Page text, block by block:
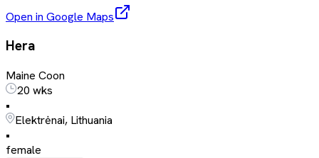
Open in Google Maps
Hera
Maine Coon
20 wks
•
Elektrėnai, Lithuania
•
female